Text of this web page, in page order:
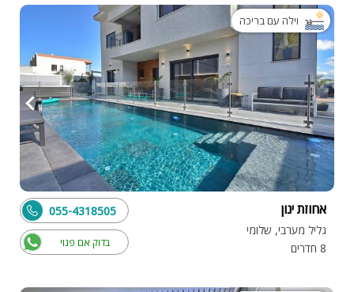
וילה עם בריכה
אחוזת ינון
גליל מערבי, שלומי
8 חדרים
בדוק אם פנוי
055-4318505